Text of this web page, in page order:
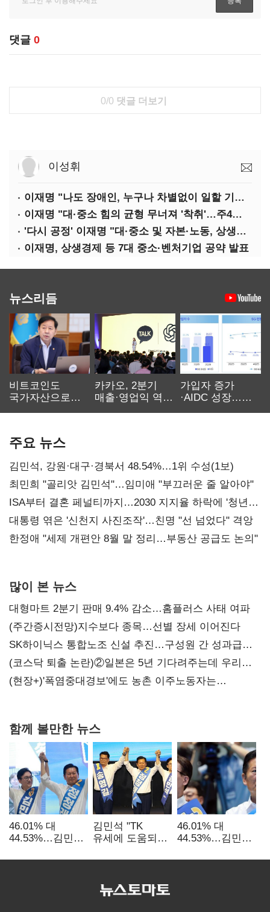
댓글 0
0/0 댓글 더보기
이성휘
이재명 "나도 장애인, 누구나 차별없이 일할 기회 중요"
이재명 "대·중소 힘의 균형 무너져 '착취'…주4일제, 가야할 길"
'다시 공정' 이재명 "대·중소 및 자본·노동, 상생하는 공정한 성장"
이재명, 상생경제 등 7대 중소·벤처기업 공약 발표
뉴스리듬
비트코인도
국가자산으로…'
카카오, 2분기
매출·영업익 역대
가입자 증가
·AIDC 성장…
주요 뉴스
김민석, 강원·대구·경북서 48.54%…1위 수성(1보)
최민희 "골리앗 김민석"…임미애 "부끄러운 줄 알아야"
ISA부터 결혼 페널티까지…2030 지지율 하락에 '청년
챙기기'
대통령 엮은 '신천지 사진조작'…친명 "선 넘었다" 격앙
한정애 "세제 개편안 8월 말 정리…부동산 공급도 논의"
많이 본 뉴스
대형마트 2분기 판매 9.4% 감소…홈플러스 사태 여파
(주간증시전망)지수보다 종목…선별 장세 이어진다
SK하이닉스 통합노조 신설 추진…구성원 간 성과급
불만 확산
(코스닥 퇴출 논란)②일본은 5년 기다려주는데 우리는
당장 퇴출?…시간만으론 부족한 코스닥 구하기
(현장+)'폭염중대경보'에도 농촌 이주노동자는
함께 볼만한 뉴스
46.01% 대
44.53%…김민석·
'초박빙'(종합
김민석 "TK
유세에 도움되는
"벌써 대표된 양
46.01% 대
44.53%…김민석·
'초박빙'(종합)